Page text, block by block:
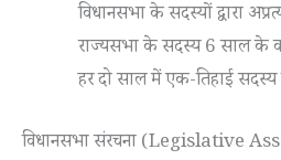
विधानसभा के सदस्यों द्वारा
राज्यसभा के सदस्य 6 साल के
हर दो साल में एक-तिहाई सदस्य
विधानसभा संरचना (Legislative